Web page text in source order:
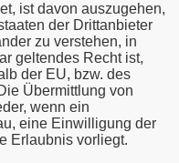
ist davon auszugehen,
der Drittanbieter
zu verstehen, in
geltendes Recht ist,
der EU, bzw. des
Übermittlung von
wenn ein
eine Einwilligung der
Erlaubnis vorliegt.